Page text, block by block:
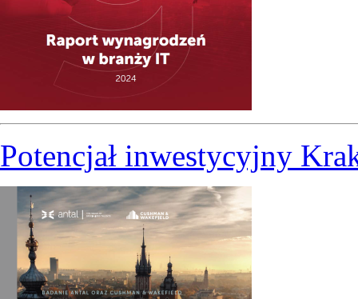
Potencjał inwestycyjny